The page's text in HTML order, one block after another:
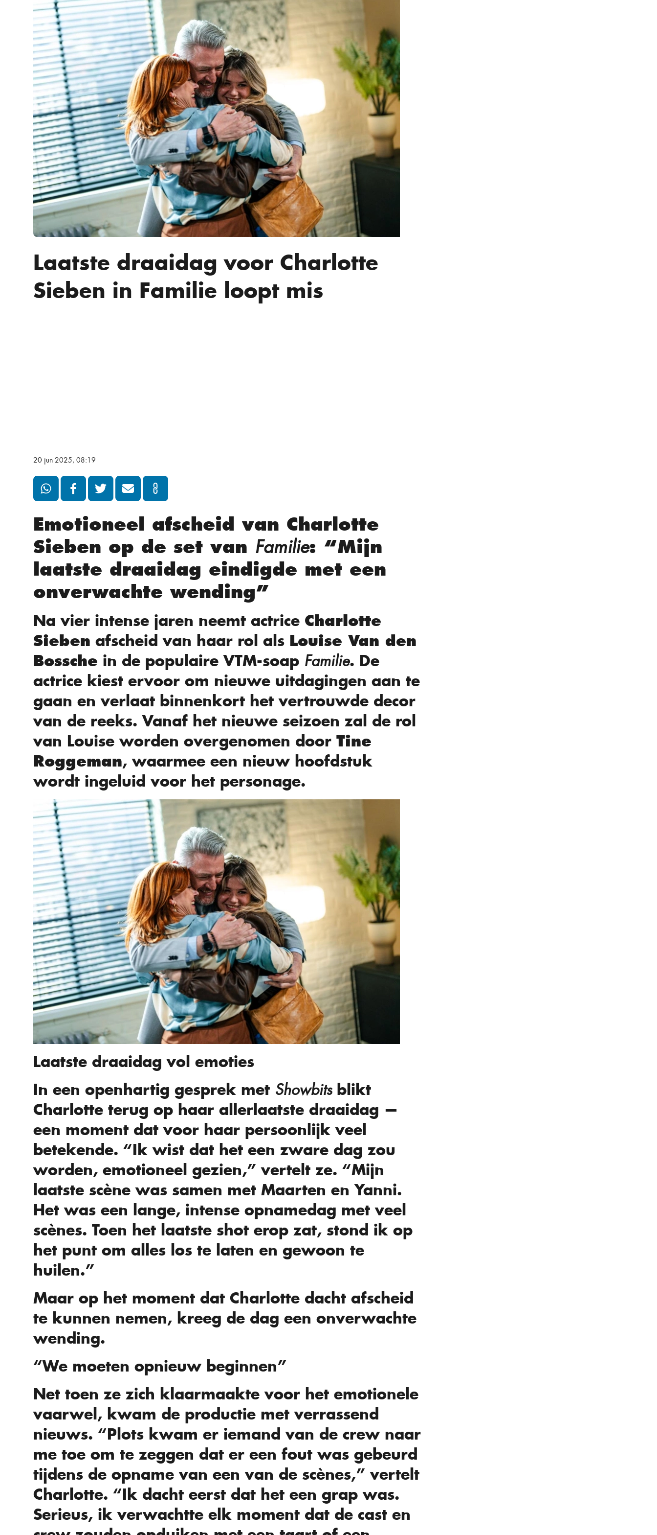
Laatste draaidag voor Charlotte
Sieben in Familie loopt mis
20 jun 2025, 08:19
Emotioneel afscheid van Charlotte
Sieben op de set van Familie: “Mijn
laatste draaidag eindigde met een
onverwachte wending”
Na vier intense jaren neemt actrice Charlotte
Sieben afscheid van haar rol als Louise Van den
Bossche in de populaire VTM-soap Familie. De
actrice kiest ervoor om nieuwe uitdagingen aan te
gaan en verlaat binnenkort het vertrouwde decor
van de reeks. Vanaf het nieuwe seizoen zal de rol
van Louise worden overgenomen door Tine
Roggeman, waarmee een nieuw hoofdstuk
wordt ingeluid voor het personage.
Laatste draaidag vol emoties
In een openhartig gesprek met Showbitsblikt
Charlotte terug op haar allerlaatste draaidag —
een moment dat voor haar persoonlijk veel
betekende. “Ik wist dat het een zware dag zou
worden, emotioneel gezien,” vertelt ze. “Mijn
laatste scène was samen met Maarten en Yanni.
Het was een lange, intense opnamedag met veel
scènes. Toen het laatste shot erop zat, stond ik op
het punt om alles los te laten en gewoon te
huilen.”
Maar op het moment dat Charlotte dacht afscheid
te kunnen nemen, kreeg de dag een onverwachte
wending.
“We moeten opnieuw beginnen”
Net toen ze zich klaarmaakte voor het emotionele
vaarwel, kwam de productie met verrassend
nieuws. “Plots kwam er iemand van de crew naar
me toe om te zeggen dat er een fout was gebeurd
tijdens de opname van een van de scènes,” vertelt
Charlotte. “Ik dacht eerst dat het een grap was.
Serieus, ik verwachtte elk moment dat de cast en